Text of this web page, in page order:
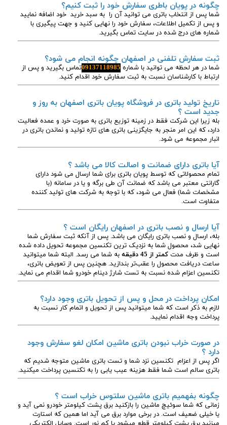
چگونه در پویان باطری سفارش خود را ثبت کنیم؟
شما پس از انتخاب باتری می توانید آن را به سبد خرید خود اضافه نمایید
و پس از تکمیل اطلاعات، سفارش خود را نهایی کنید و جهت پیگیری با
شماره های درج شده در سایت تماس بگیرید.
ثبت سفارش تلفنی در اصفهان چگونه انجام می شود؟
شما در هر لحظه می توانید با شماره 09137118985تماس بگیرید و پس از
ارتباط با کارشناسان نسبت به ثبت سفارش خود اقدام کنید.
تاریخ تولید باتری در فروشگاه پویان باتری اصفهان به روز و
جدید است ؟
بله زیرا این شرکت فقط در زمینه توزیع باتری به صورت خرد و عمده فعالیت
دارد، که این امر منجر به جایگزینی باتری های تازه تولید و نماندن باتری در
انبار مجموعه می شود.
آیا باتری دارای ضمانت و اصالت کالا می باشد ؟
تمام محصولاتی که توسط پویان باتری برای شما ارسال می شود دارای
گارانتی معتبر می باشد که ضمانت آن طی برگه و یا در سامانه (با
مشخصات شما) فعال می شود، که با توجه به شرکت های تولید کننده
متفاوت است.
آیا ارسال و نصب باتری در اصفهان رایگان است ؟
بله، ارسال و نصب باتری رایگان می باشد. پس از آنکه ثبت سفارش شما
نهایی شد، محصول شما به نزدیک ترین تکنسین مجموعه تحویل داده شده
است و ظرف مدت کمتر از 45 دقیقه
به شما می رسد. البته شما میتوانید
ساعت دریافت محصول را عقب‌تر بندازید. هچنین پس از تعویض باتری،
تکنسین اعزام شده نسبت به تست شارژ دینام خودرو شما اقدام می نماید.
امکان پرداخت در محل و پس از تحویل باتری وجود دارد؟
لازم به ذکر است که شما میتوانید پس از تحویل و اتمام کار نسبت به
پرداخت وجه اقدام نمایید.
در صورت خراب نبودن باتری ماشین امکان لغو سفارش وجود
دارد ؟
اگر پس از اعزام تکنسین نزد شما و تست باتری ماشین متوجه شدیم که
باتری سالم است شما فقط هزینه عیب یابی را به تکنسین پرداخت میکنید.
چگونه بفهمیم باتری ماشین سلتوس خراب است ؟
زمانی که شما سوئیچ ماشین را بازکنید برق پشت کیلومتر خودرو نمی آید و
یا خیلی ضعیف است. در برخی موارد برق می آید اما همین که استارت